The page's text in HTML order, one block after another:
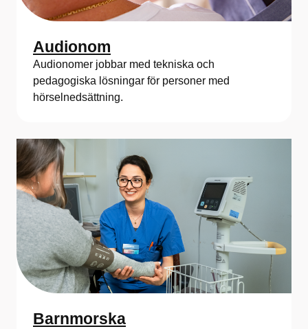
Audionom
Audionomer jobbar med tekniska och
pedagogiska lösningar för personer med
hörselnedsättning.
Barnmorska